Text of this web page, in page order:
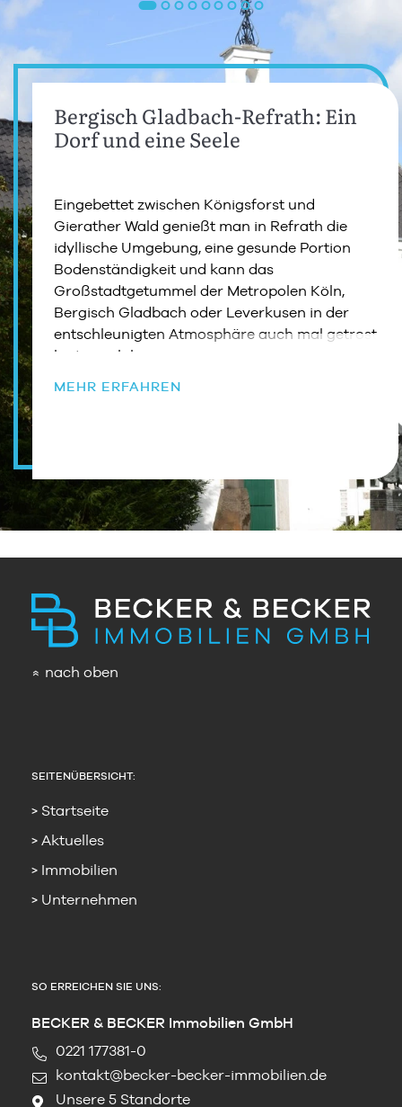
Bergisch Gladbach-Refrath: Ein
Dorf und eine Seele
Eingebettet zwischen Königsforst und
Gierather Wald genießt man in Refrath die
idyllische Umgebung, eine gesunde Portion
Bodenständigkeit und kann das
Großstadtgetummel der Metropolen Köln,
Bergisch Gladbach oder Leverkusen in der
entschleunigten Atmosphäre auch mal getrost
hinter sich lassen.
MEHR ERFAHREN
» nach oben
SEITENÜBERSICHT:
Startseite
Aktuelles
Immobilien
Unternehmen
SO ERREICHEN SIE UNS:
BECKER & BECKER Immobilien GmbH
0221 177381-0
kontakt@becker-becker-immobilien.de
Unsere 5 Standorte